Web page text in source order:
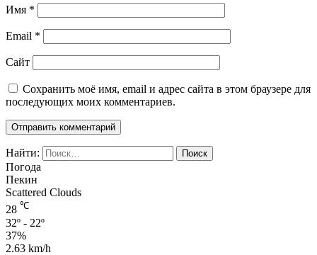
Имя *
Email *
Сайт
Сохранить моё имя, email и адрес сайта в этом браузере для
последующих моих комментариев.
Найти:
Погода
Пекин
Scattered Clouds
28 ℃
32º - 22º
37%
2.63 km/h